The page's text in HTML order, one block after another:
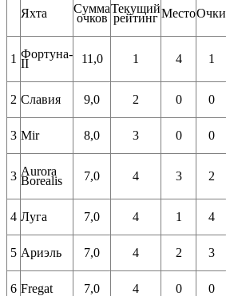
Яхта Сумма
очков
Текущий
рейтинг МестоОчки
1 Фортуна-
II 11,0 1 4 1
2 Славия 9,0 2 0 0
3 Mir 8,0 3 0 0
3 Aurora
Borealis 7,0 4 3 2
4 Луга 7,0 4 1 4
5 Ариэль 7,0 4 2 3
6 Fregat 7,0 4 0 0